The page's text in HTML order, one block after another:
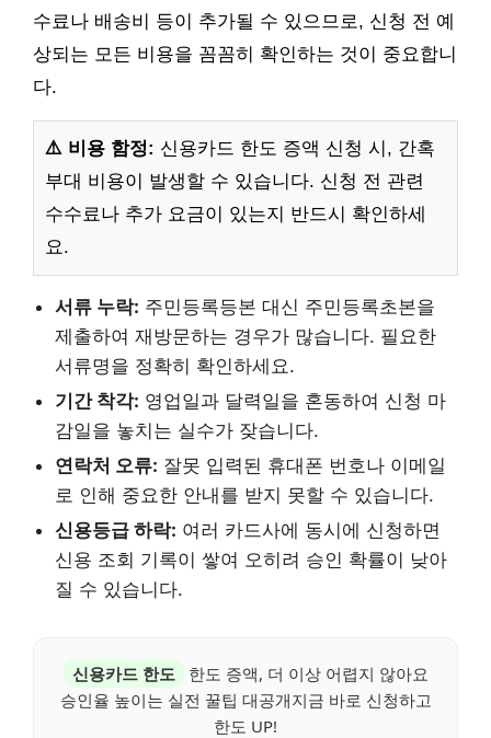
수료나 배송비 등이 추가될 수 있으므로, 신청 전 예
상되는 모든 비용을 꼼꼼히 확인하는 것이 중요합니
다.
⚠️ 비용 함정: 신용카드 한도 증액 신청 시, 간혹
부대 비용이 발생할 수 있습니다. 신청 전 관련
수수료나 추가 요금이 있는지 반드시 확인하세
요.
서류 누락: 주민등록등본 대신 주민등록초본을
제출하여 재방문하는 경우가 많습니다. 필요한
서류명을 정확히 확인하세요.
기간 착각: 영업일과 달력일을 혼동하여 신청 마
감일을 놓치는 실수가 잦습니다.
연락처 오류: 잘못 입력된 휴대폰 번호나 이메일
로 인해 중요한 안내를 받지 못할 수 있습니다.
신용등급 하락: 여러 카드사에 동시에 신청하면
신용 조회 기록이 쌓여 오히려 승인 확률이 낮아
질 수 있습니다.
신용카드 한도
한도 증액, 더 이상 어렵지 않아요
승인율 높이는 실전 꿀팁 대공개지금 바로 신청하고
한도 UP!